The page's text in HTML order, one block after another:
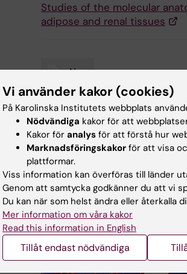
Studies of the molecular
adipose and renal tissues
Tags
Neo
Uppdaterad av:
Karin Vikström 2025-11-10
Dela
Relaterade artiklar
Vi använder kakor (cookies)
På Karolinska Institutets webbplats
Nödvändiga kakor för att
Kakor för analys för att förstå hur
Marknadsföringskakor för att visa
plattformar.
Viss information kan överföras till länder
Genom att samtycka godkänner du att vi
Du kan när som helst ändra eller återkalla
Mer information om våra kakor
Read this information in English
Tillåt endast nödvändiga